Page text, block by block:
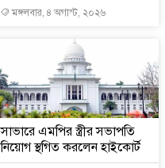
মঙ্গলবার, ৪ অগাস্ট, ২০২৬
সাভারে এমপির স্ত্রীর সভাপতি
নিয়োগ স্থগিত করলেন হাইকোর্ট